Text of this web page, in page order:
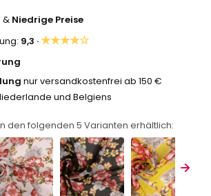
& Niedrige Preise
9,3 ·★★★★☆
nur versandkostenfrei ab 150 €
und Belgiens
den folgenden5 Varianten erhältlich: